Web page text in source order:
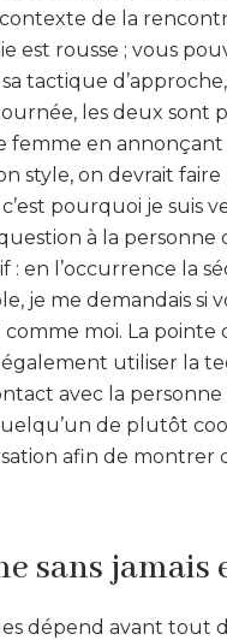
de la
est rousse ; vous
tactique
les deux sont
femme en
style, on devrait
c’est pourquoi je
à la personne
: en l’occurrence la
je me demandais si
moi. La pointe
également utiliser la
avec la
quelqu’un de plutôt
afin de
sans
dépend avant tout